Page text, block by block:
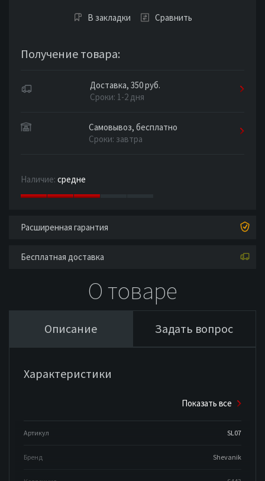
В закладки Сравнить
Получение товара:
Доставка, 350 руб.
Сроки: 1-2 дня
Самовывоз, бесплатно
Сроки: завтра
Наличие: средне
Расширенная гарантия
Бесплатная доставка
О товаре
Описание Задать вопрос
Характеристики
Показать все
Артикул SL07
Бренд Shevanik